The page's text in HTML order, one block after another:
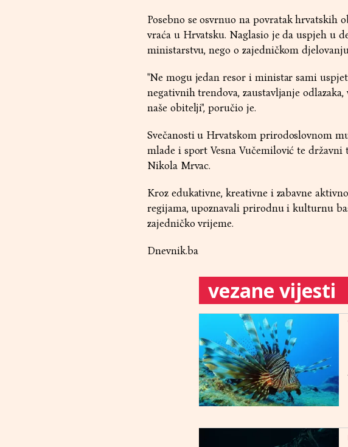
Posebno se osvrnuo na povratak hrvatskih
vraća u Hrvatsku. Naglasio je da uspjeh u
ministarstvu, nego o zajedničkom
"Ne mogu jedan resor i ministar sami
negativnih trendova, zaustavljanje
naše obitelji", poručio je.
Svečanosti u Hrvatskom prirodoslovnom
mlade i sport Vesna Vučemilović te
Nikola Mrvac.
Kroz edukativne, kreativne i zabavne
regijama, upoznavali prirodnu i kulturnu
zajedničko vrijeme.
Dnevnik.ba
vezane vijesti